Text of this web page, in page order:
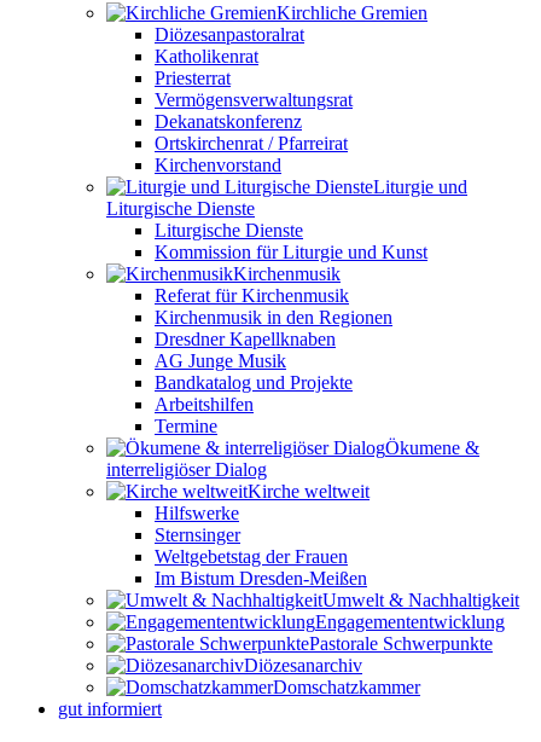
Kirchliche Gremien
Diözesanpastoralrat
Katholikenrat
Priesterrat
Vermögensverwaltungsrat
Dekanatskonferenz
Ortskirchenrat / Pfarreirat
Kirchenvorstand
Liturgie und
Liturgische Dienste
Liturgische Dienste
Kommission für Liturgie und Kunst
Kirchenmusik
Referat für Kirchenmusik
Kirchenmusik in den Regionen
Dresdner Kapellknaben
AG Junge Musik
Bandkatalog und Projekte
Arbeitshilfen
Termine
Ökumene &
interreligiöser Dialog
Kirche weltweit
Hilfswerke
Sternsinger
Weltgebetstag der Frauen
Im Bistum Dresden-Meißen
Umwelt & Nachhaltigkeit
Engagemententwicklung
Pastorale Schwerpunkte
Diözesanarchiv
Domschatzkammer
gut informiert